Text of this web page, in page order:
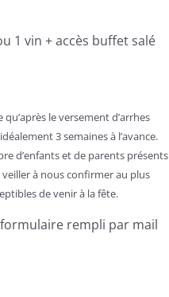
1 vin + accès buffet salé
le versement d’arrhes
3 semaines à l’avance.
d’enfants et de parents présents
à nous confirmer au plus
de venir à la fête.
rempli par mail